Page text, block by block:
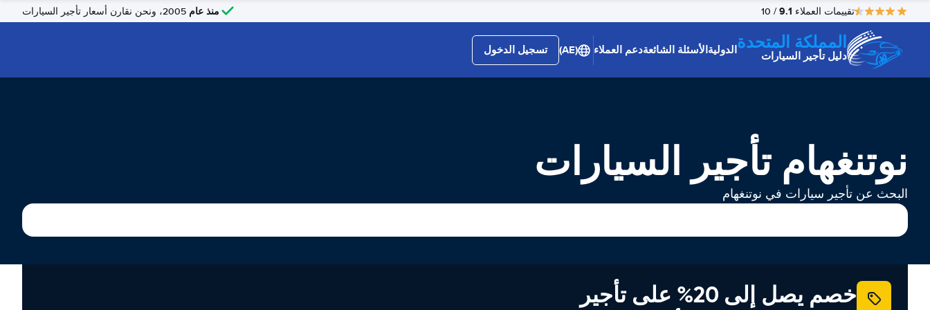
تقييمات العملاء 9.1
/ 10 منذ عام
المملكة المتحدة
دليل تأجير السيارات الدوليةالأسئلة الشائعةدعم العملاء (AE) تسجيل الدخول
نوتنغهام تأجير السيارات
البحث عن تأجير سيارات في نوتنغهام
خصم يصل إلى 20% على تأجير